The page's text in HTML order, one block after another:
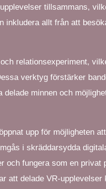
tillsammans,
inkludera allt från att
relationsexperiment,
verktyg förstärker
minnen och
upp för möjligheten
i skräddarsydda
och fungera som en privat
att delade VR-upplevelser